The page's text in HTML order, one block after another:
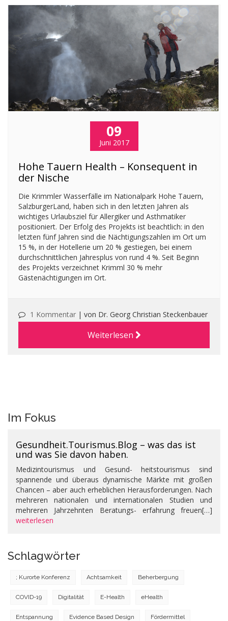
09
Juni 2017
Hohe Tauern Health – Konsequent in
der Nische
Die Krimmler Wasserfälle im Nationalpark Hohe Tauern,
SalzburgerLand, haben sich in den letzten Jahren als
wichtiges Urlaubsziel für Allergiker und Asthmatiker
positioniert. Der Erfolg des Projekts ist beachtlich: in den
letzten fünf Jahren sind die Nächtigungszahlen im Ort um
15 %, in der Hotellerie um 20 % gestiegen, bei einem
durchschnittlichen Jahresplus von rund 4 %. Seit Beginn
des Projekts verzeichnet Krimml 30 % mehr
Gästenächtigungen im Ort.
1 Kommentar | von Dr. Georg Christian Steckenbauer
Weiterlesen
Im Fokus
Gesundheit.Tourismus.Blog – was das ist
und was Sie davon haben.
Medizintourismus und Gesund- heitstourismus sind
spannende und überaus dynamische Märkte mit großen
Chancen – aber auch erheblichen Herausforderungen. Nach
mehreren nationalen und internationalen Studien und
mehreren Jahrzehnten Beratungs- erfahrung freuen[…]
weiterlesen
Schlagwörter
; Kurorte Konferenz Achtsamkeit Beherbergung
COVID-19 Digitalität E-Health eHealth
Entspannung Evidence Based Design Fördermittel